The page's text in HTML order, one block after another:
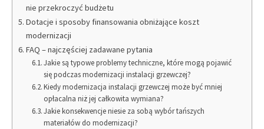
nie przekroczyć budżetu
Dotacje i sposoby finansowania obniżające koszt
modernizacji
FAQ – najczęściej zadawane pytania
Jakie są typowe problemy techniczne, które mogą pojawić
się podczas modernizacji instalacji grzewczej?
Kiedy modernizacja instalacji grzewczej może być mniej
opłacalna niż jej całkowita wymiana?
Jakie konsekwencje niesie za sobą wybór tańszych
materiałów do modernizacji?